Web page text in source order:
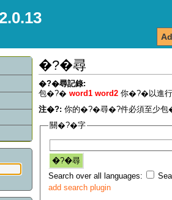
�?�尋
�?�尋記錄:
包�?� word1 word2 你�?�以進
注�?: 你的�?�尋�?件必須至少
關�?�字
Search over all languages:
add search plugin